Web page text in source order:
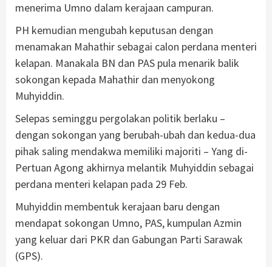
menerima Umno dalam kerajaan campuran.
PH kemudian mengubah keputusan dengan
menamakan Mahathir sebagai calon perdana menteri
kelapan. Manakala BN dan PAS pula menarik balik
sokongan kepada Mahathir dan menyokong
Muhyiddin.
Selepas seminggu pergolakan politik berlaku –
dengan sokongan yang berubah-ubah dan kedua-dua
pihak saling mendakwa memiliki majoriti – Yang di-
Pertuan Agong akhirnya melantik Muhyiddin sebagai
perdana menteri kelapan pada 29 Feb.
Muhyiddin membentuk kerajaan baru dengan
mendapat sokongan Umno, PAS, kumpulan Azmin
yang keluar dari PKR dan Gabungan Parti Sarawak
(GPS).